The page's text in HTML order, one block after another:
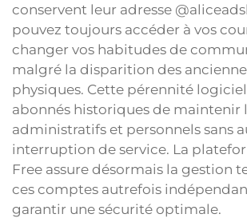
conservent leur adresse
pouvez toujours accéder à vos
changer vos habitudes de
malgré la disparition des
physiques. Cette pérennité
abonnés historiques de maintenir
administratifs et personnels sans
interruption de service. La
Free assure désormais la gestion
ces comptes autrefois
garantir une sécurité optimale.